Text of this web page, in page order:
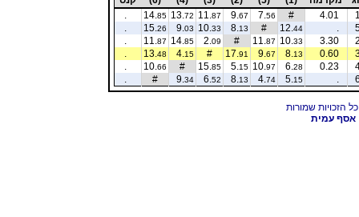
4.01
#
7. 56
9. 67
11. 87
13. 72
14. 85
12. 44
#
8. 13
10. 33
9. 03
15. 26
3.30
10. 33
11. 87
#
2. 09
14. 85
11. 87
0.60
8. 13
9. 67
17. 91
#
4. 15
13. 48
0.23
6. 28
10. 97
5. 15
15. 85
#
10. 66
5. 15
4. 74
8. 13
6. 52
9. 34
#
אסף עמית